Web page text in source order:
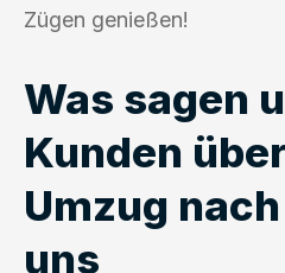
Zügen genießen!
Was sagen
Kunden
Umzug
uns